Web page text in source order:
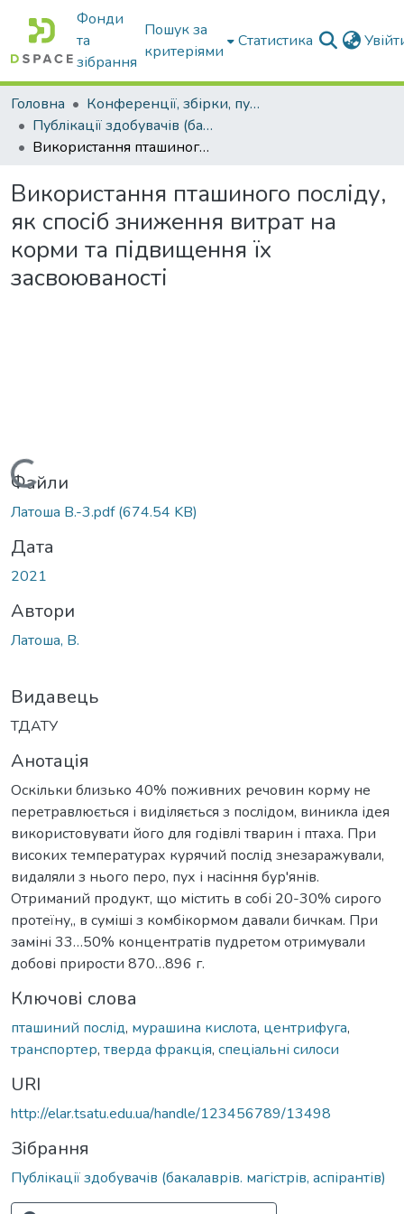
Фонди
та
зібрання
Пошук за
критеріями
Статистика
Головна
Конференції, збірки, публікації молодих вчених і здобувачів : магістрів, бакалаврів, аспірантів.
Публікації здобувачів (бакалаврів. магістрів, аспірантів)
Використання пташиного посліду, як спосіб зниження витрат на корми та підвищення їх засвоюваності
Використання пташиного посліду,
як спосіб зниження витрат на
корми та підвищення їх
засвоюваності
Вантажиться...
Файли
Латоша В.-3.pdf(674.54 KB)
Дата
2021
Автори
Латоша, В.
Видавець
ТДАТУ
Анотація
Оскільки близько 40% поживних речовин корму не
перетравлюється і виділяється з послідом, виникла ідея
використовувати його для годівлі тварин і птаха. При
високих температурах курячий послід знезаражували,
видаляли з нього перо, пух і насіння бур'янів.
Отриманий продукт, що містить в собі 20-30% сирого
протеїну,, в суміші з комбікормом давали бичкам. При
заміні 33…50% концентратів пудретом отримували
добові прирости 870…896 г.
Ключові слова
пташиний послід, мурашина кислота, центрифуга,
транспортер, тверда фракція, спеціальні силоси
URI
http://elar.tsatu.edu.ua/handle/123456789/13498
Зібрання
Публікації здобувачів (бакалаврів. магістрів, аспірантів)